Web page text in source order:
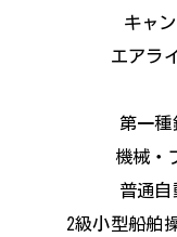
キャ
エアラ
第一種
機械・
普通自
2級小型船舶